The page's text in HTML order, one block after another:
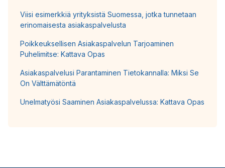
Viisi esimerkkiä yrityksistä Suomessa, jotka tunnetaan
erinomaisesta asiakaspalvelusta
Poikkeuksellisen Asiakaspalvelun Tarjoaminen
Puhelimitse: Kattava Opas
Asiakaspalvelusi Parantaminen Tietokannalla: Miksi Se
On Välttämätöntä
Unelmatyösi Saaminen Asiakaspalvelussa: Kattava Opas